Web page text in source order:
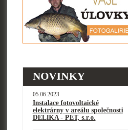
NOVINKY
05.06.2023
Instalace fotovoltaické
elektrárny v areálu společnosti
DELIKA - PET, s.r.o.